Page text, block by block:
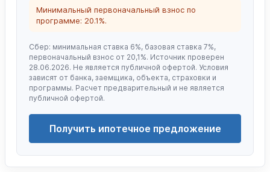
Минимальный первоначальный взнос по
программе: 20.1%.
Сбер: минимальная ставка 6%, базовая ставка 7%,
первоначальный взнос от 20,1%. Источник проверен
28.06.2026. Не является публичной офертой. Условия
зависят от банка, заемщика, объекта, страховки и
программы. Расчет предварительный и не является
публичной офертой.
Получить ипотечное предложение